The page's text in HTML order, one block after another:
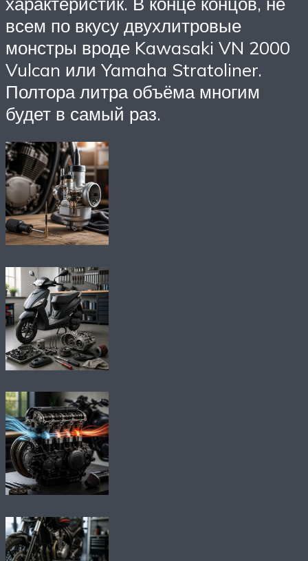
всем по вкусу двухлитровые
монстры вроде Kawasaki VN 2000
Vulcan или Yamaha Stratoliner.
Полтора литра объёма многим
будет в самый раз.